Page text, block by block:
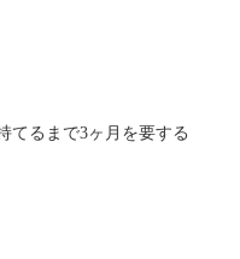
てるまで3ヶ月を要する